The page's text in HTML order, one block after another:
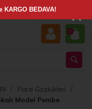
0
Parti Gözlükleri
Model Pembe
×